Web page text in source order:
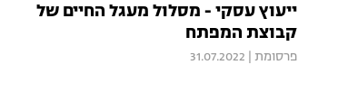
ייעוץ עסקי - מסלול מעגל החיים של
קבוצת המפתח
פרסומת 31.07.2022